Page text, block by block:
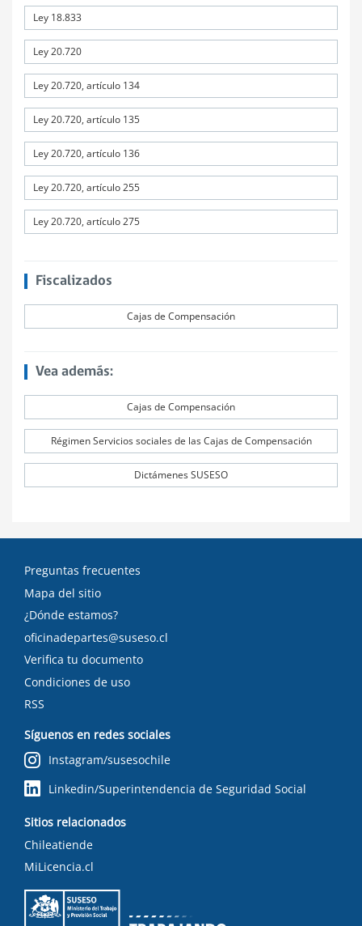
Ley 18.833
Ley 20.720
Ley 20.720, artículo 134
Ley 20.720, artículo 135
Ley 20.720, artículo 136
Ley 20.720, artículo 255
Ley 20.720, artículo 275
Fiscalizados
Cajas de Compensación
Vea además:
Cajas de Compensación
Régimen Servicios sociales de las Cajas de Compensación
Dictámenes SUSESO
Preguntas frecuentes
Mapa del sitio
¿Dónde estamos?
oficinadepartes@suseso.cl
Verifica tu documento
Condiciones de uso
RSS
Síguenos en redes sociales
Instagram/susesochile
Linkedin/Superintendencia de Seguridad Social
Sitios relacionados
Chileatiende
MiLicencia.cl